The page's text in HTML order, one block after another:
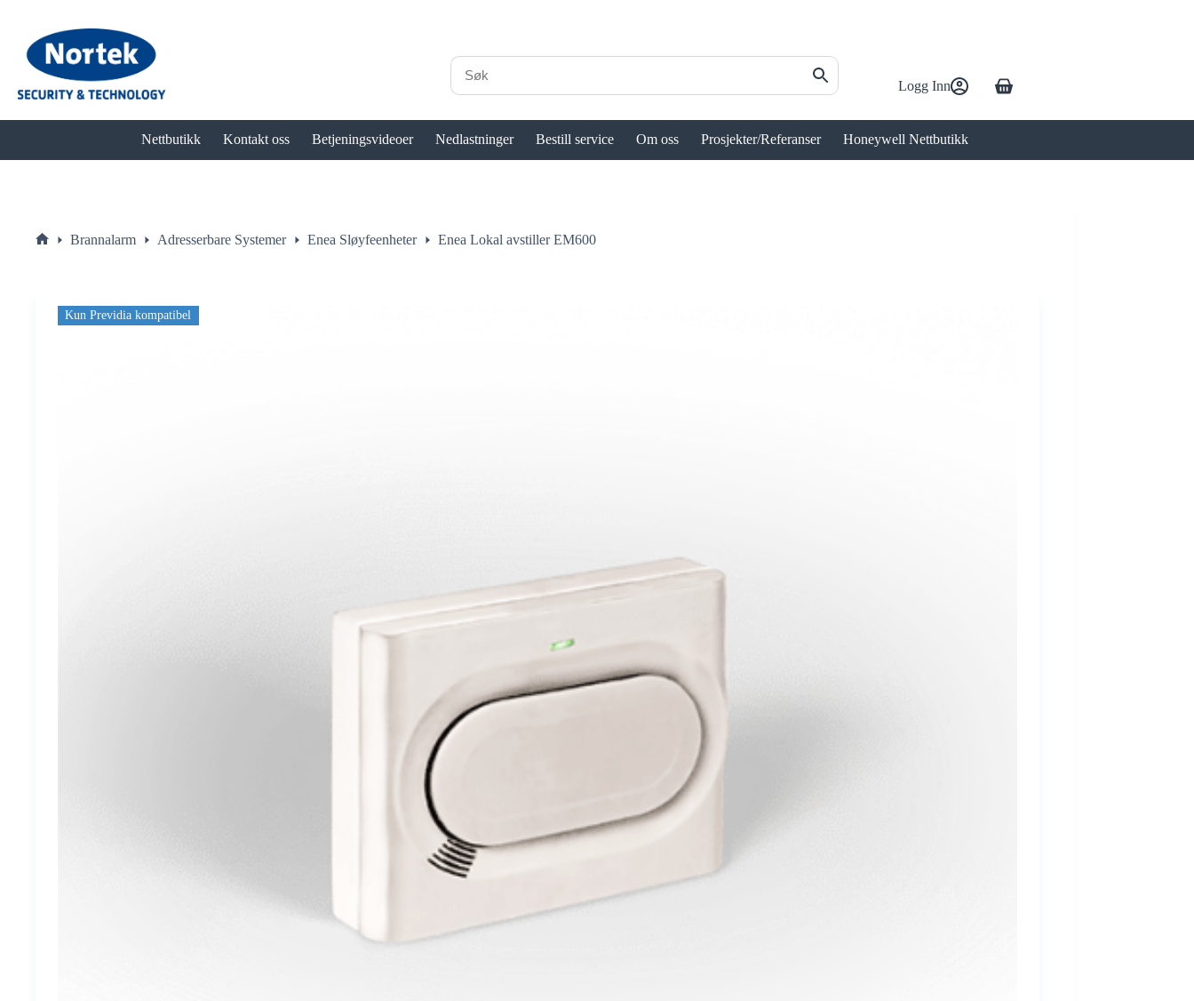
innholdet
Logg Inn Handlekurv
Nettbutikk Kontakt oss Betjeningsvideoer Nedlastninger Bestill service Om oss Prosjekter/Referanser Honeywell Nettbutikk
Brannalarm Adresserbare Systemer Enea Sløyfeenheter Enea Lokal avstiller EM600
Kun Previdia kompatibel